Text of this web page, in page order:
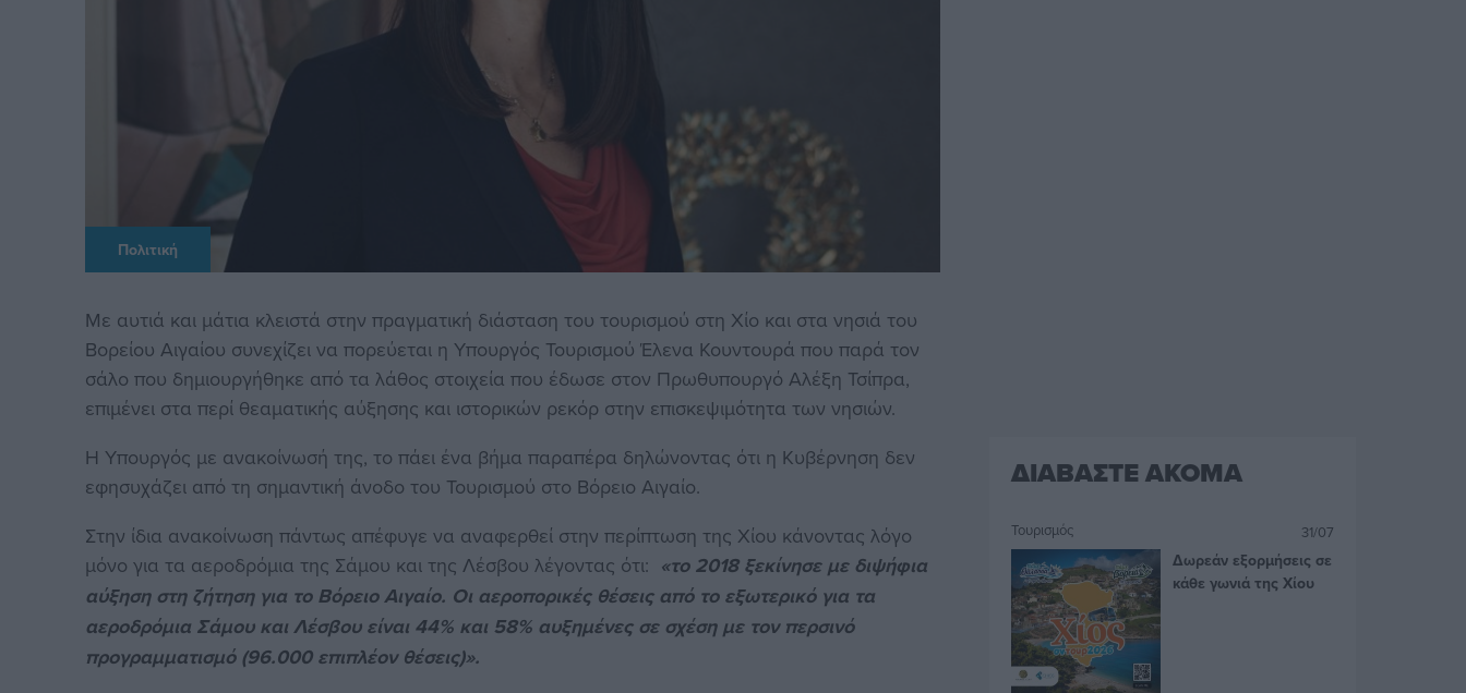
Πολιτική
Με αυτιά και μάτια κλειστά στην πραγματική διάσταση του τουρισμού στη Χίο και στα νησιά του
Βορείου Αιγαίου συνεχίζει να πορεύεται η Υπουργός Τουρισμού Έλενα Κουντουρά που παρά τον
σάλο που δημιουργήθηκε από τα λάθος στοιχεία που έδωσε στον Πρωθυπουργό Αλέξη Τσίπρα,
επιμένει στα περί θεαματικής αύξησης και ιστορικών ρεκόρ στην επισκεψιμότητα των νησιών.
Η Υπουργός με ανακοίνωσή της, το πάει ένα βήμα παραπέρα δηλώνοντας ότι η Κυβέρνηση δεν
εφησυχάζει από τη σημαντική άνοδο του Τουρισμού στο Βόρειο Αιγαίο.
Στην ίδια ανακοίνωση πάντως απέφυγε να αναφερθεί στην περίπτωση της Χίου κάνοντας λόγο
μόνο για τα αεροδρόμια της Σάμου και της Λέσβου λέγοντας ότι: «το 2018 ξεκίνησε με διψήφια
αύξηση στη ζήτηση για το Βόρειο Αιγαίο. Οι αεροπορικές θέσεις από το εξωτερικό για τα
αεροδρόμια Σάμου και Λέσβου είναι 44% και 58% αυξημένες σε σχέση με τον περσινό
προγραμματισμό (96.000 επιπλέον θέσεις)».
ΔΙΑΒΑΣΤΕ ΑΚΟΜΑ
Τουρισμός 31/07
Δωρεάν εξορμήσεις σε
κάθε γωνιά της Χίου